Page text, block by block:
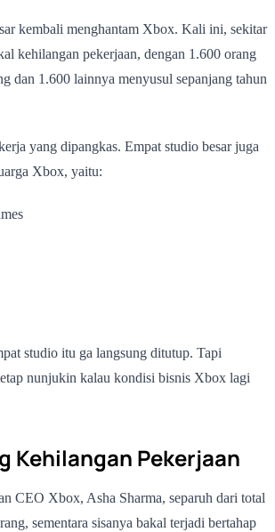
kembali menghantam Xbox. Kali ini, sekitar
kehilangan pekerjaan, dengan 1.600 orang
dan 1.600 lainnya menyusul sepanjang tahun
yang dipangkas. Empat studio besar juga
Xbox, yaitu:
studio itu ga langsung ditutup. Tapi
nunjukin kalau kondisi bisnis Xbox lagi
Kehilangan Pekerjaan
CEO Xbox, Asha Sharma, separuh dari total
sementara sisanya bakal terjadi bertahap